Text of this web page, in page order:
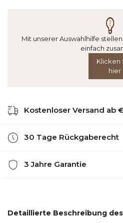
Mit unserer Auswahlhilfe
einfach
Klicken
hier
Kostenloser Versand ab
30 Tage Rückgaberecht
3 Jahre Garantie
Detaillierte Beschreibung